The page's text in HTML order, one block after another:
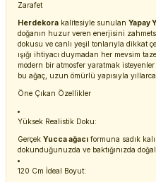
Zarafet
Herdekora kalitesiyle sunulan Yapay
doğanın huzur veren enerjisini
dokusu ve canlı yeşil tonlarıyla dikkat
ışığı ihtiyacı duymadan her mevsim
modern bir atmosfer yaratmak
bu ağaç, uzun ömürlü yapısıyla
Öne Çıkan Özellikler
Yüksek Realistik Doku:
Gerçek Yucca ağacı formuna sadık
dokunduğunuzda ve baktığınızda
120 Cm İdeal Boyut: